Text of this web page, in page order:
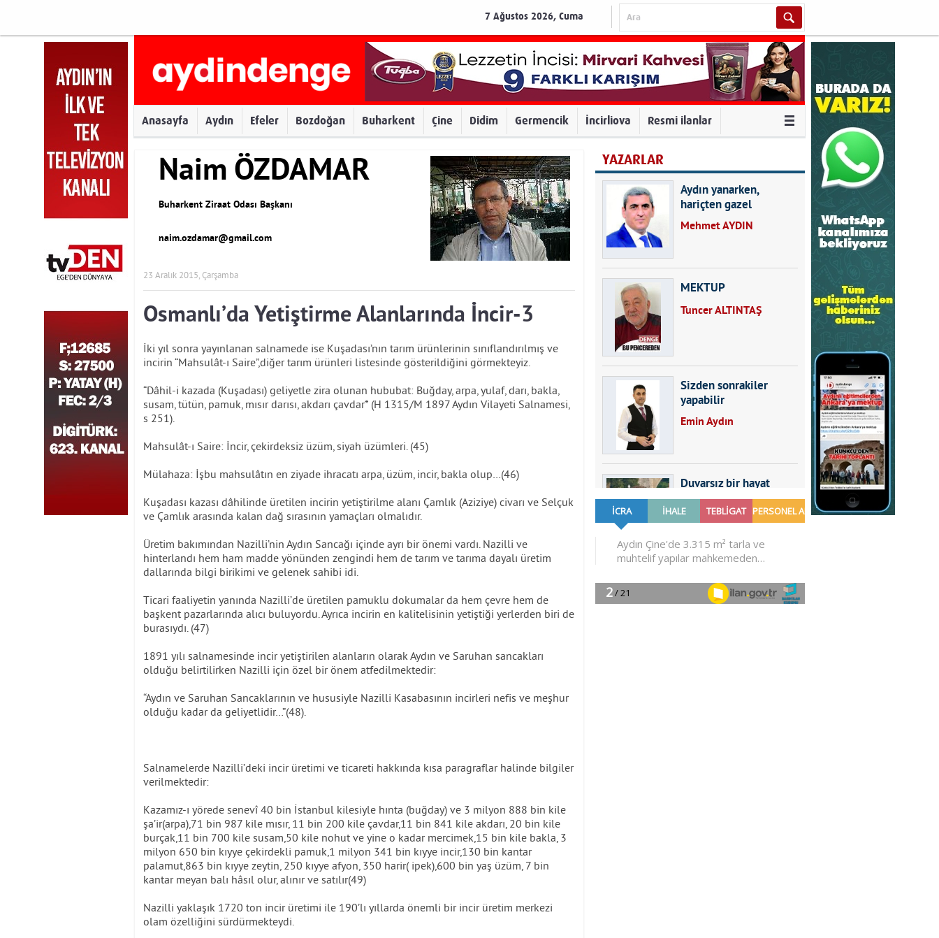
7 Ağustos 2026, Cuma
Anasayfa Aydın Efeler Bozdoğan Buharkent Çine Didim Germencik İncirliova Resmi ilanlar
Naim ÖZDAMAR
Buharkent Ziraat Odası Başkanı
naim.ozdamar@gmail.com
23 Aralık 2015, Çarşamba
Osmanlı’da Yetiştirme Alanlarında İncir-3
İki yıl sonra yayınlanan salnamede ise Kuşadası’nın tarım ürünlerinin sınıflandırılmış ve
incirin “Mahsulât-ı Saire”,diğer tarım ürünleri listesinde gösterildiğini görmekteyiz.
“Dâhil-i kazada (Kuşadası) geliyetle zira olunan hububat: Buğday, arpa, yulaf, darı, bakla,
susam, tütün, pamuk, mısır darısı, akdarı çavdar* (H 1315/M 1897 Aydın Vilayeti Salnamesi,
s 251).
Mahsulât-ı Saire: İncir, çekirdeksiz üzüm, siyah üzümleri. (45)
Mülahaza: İşbu mahsulâtın en ziyade ihracatı arpa, üzüm, incir, bakla olup…(46)
Kuşadası kazası dâhilinde üretilen incirin yetiştirilme alanı Çamlık (Aziziye) civarı ve Selçuk
ve Çamlık arasında kalan dağ sırasının yamaçları olmalıdır.
Üretim bakımından Nazilli’nin Aydın Sancağı içinde ayrı bir önemi vardı. Nazilli ve
hinterlandı hem ham madde yönünden zengindi hem de tarım ve tarıma dayalı üretim
dallarında bilgi birikimi ve gelenek sahibi idi.
Ticari faaliyetin yanında Nazilli’de üretilen pamuklu dokumalar da hem çevre hem de
başkent pazarlarında alıcı buluyordu. Ayrıca incirin en kalitelisinin yetiştiği yerlerden biri de
burasıydı. (47)
1891 yılı salnamesinde incir yetiştirilen alanların olarak Aydın ve Saruhan sancakları
olduğu belirtilirken Nazilli için özel bir önem atfedilmektedir:
“Aydın ve Saruhan Sancaklarının ve hususiyle Nazilli Kasabasının incirleri nefis ve meşhur
olduğu kadar da geliyetlidir…”(48).
Salnamelerde Nazilli’deki incir üretimi ve ticareti hakkında kısa paragraflar halinde bilgiler
verilmektedir:
Kazamız-ı yörede senevî 40 bin İstanbul kilesiyle hınta (buğday) ve 3 milyon 888 bin kile
şa’ir(arpa),71 bin 987 kile mısır, 11 bin 200 kile çavdar,11 bin 841 kile akdarı, 20 bin kile
burçak,11 bin 700 kile susam,50 kile nohut ve yine o kadar mercimek,15 bin kile bakla, 3
milyon 650 bin kıyye çekirdekli pamuk,1 milyon 341 bin kıyye incir,130 bin kantar
palamut,863 bin kıyye zeytin, 250 kıyye afyon, 350 harir( ipek),600 bin yaş üzüm, 7 bin
kantar meyan balı hâsıl olur, alınır ve satılır(49)
Nazilli yaklaşık 1720 ton incir üretimi ile 190’lı yıllarda önemli bir incir üretim merkezi
olam özelliğini sürdürmekteydi.
YAZARLAR
Aydın yanarken,
hariçten gazel
okuyarak kalpleri de
Mehmet AYDIN
MEKTUP
Tuncer ALTINTAŞ
Sizden sonrakiler
yapabilir
Emin Aydın
Duvarsız bir hayat
Furkan SARICA
GÜNDEMDE NELER
OLMALI?